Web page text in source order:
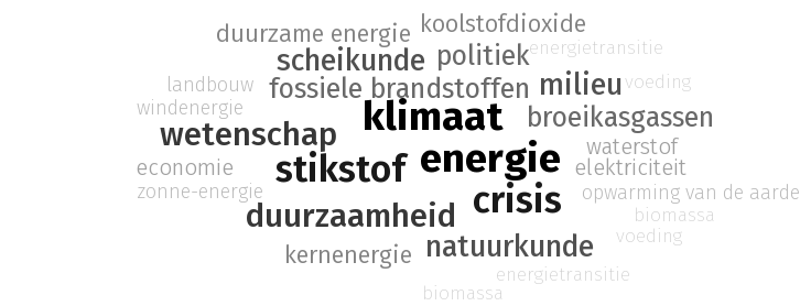
klimaat
energie
stikstof
crisis
duurzaamheid
wetenschap
fossiele brandstoffen
scheikunde politiek
broeikasgassen
natuurkunde
milieu
duurzame energie
kernenergie
koolstofdioxide
waterstof
elektriciteit
zonne-energie opwarming van de aarde
economie
windenergie
landbouw
energietransitie
voeding
biomassa
energietransitie
voeding
biomassa